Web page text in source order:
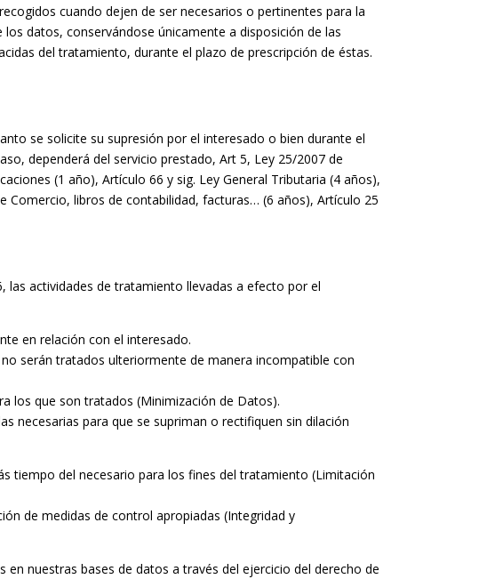
cuando dejen de ser necesarios o pertinentes para la
datos, conservándose únicamente a disposición de las
del tratamiento, durante el plazo de prescripción de éstas.
se solicite su supresión por el interesado o bien durante el
dependerá del servicio prestado, Art 5, Ley 25/2007 de
(1 año), Artículo 66 y sig. Ley General Tributaria (4 años),
Comercio, libros de contabilidad, facturas… (6 años), Artículo 25
las actividades de tratamiento llevadas a efecto por el
en relación con el interesado.
serán tratados ulteriormente de manera incompatible con
los que son tratados (Minimización de Datos).
necesarias para que se supriman o rectifiquen sin dilación
tiempo del necesario para los fines del tratamiento (Limitación
de medidas de control apropiadas (Integridad y
nuestras bases de datos a través del ejercicio del derecho de